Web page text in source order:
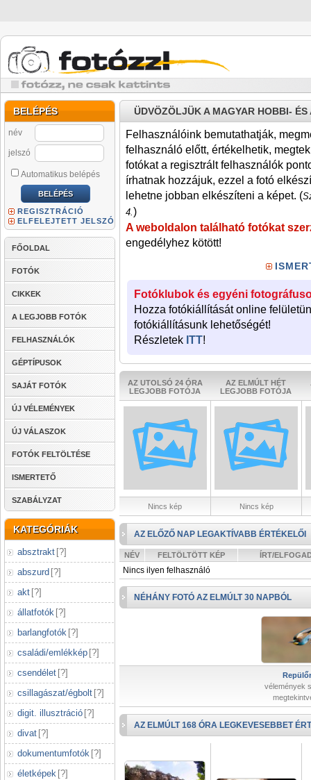
BELÉPÉS
név
jelszó
Automatikus belépés
REGISZTRÁCIÓ
ELFELEJTETT JELSZÓ
FŐOLDAL
FOTÓK
CIKKEK
A LEGJOBB FOTÓK
FELHASZNÁLÓK
GÉPTÍPUSOK
SAJÁT FOTÓK
ÚJ VÉLEMÉNYEK
ÚJ VÁLASZOK
FOTÓK FELTÖLTÉSE
ISMERTETŐ
SZABÁLYZAT
KATEGÓRIÁK
absztrakt [?]
abszurd [?]
akt [?]
állatfotók [?]
barlangfotók [?]
családi/emlékkép [?]
csendélet [?]
csillagászat/égbolt [?]
digit. illusztráció [?]
divat [?]
dokumentumfotók [?]
életképek [?]
ÜDVÖZÖLJÜK A MAGYAR HOBBI-
Felhasználóink bemutathatják,
felhasználó előtt, értékelhetik,
fotókat a regisztrált felhasználók
írhatnak hozzájuk, ezzel a fotó
lehetne jobban elkészíteni a képet. (
4.)
A weboldalon található fotókat
engedélyhez kötött!
Fotóklubok és egyéni
Hozza fotókiállítását online
fotókiállításunk lehetőségét!
Részletek ITT!
AZ UTOLSÓ 24 ÓRA
LEGJOBB FOTÓJA
AZ ELMÚLT HÉT
LEGJOBB FOTÓJA
Nincs kép Nincs kép
AZ ELŐZŐ NAP LEGAKTÍVABB ÉRTÉKELŐI
NÉV FELTÖLTÖTT KÉP ÍRT/
Nincs ilyen felhasználó
NÉHÁNY FOTÓ AZ ELMÚLT 30 NAPBÓL
vélemények
AZ ELMÚLT 168 ÓRA LEGKEVESEBBET